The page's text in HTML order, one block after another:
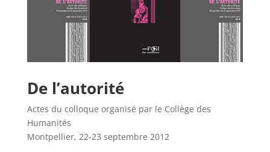
De l’autorité
Actes du colloque organisé par le Collège des
Humanités
Montpellier, 22-23 septembre 2012